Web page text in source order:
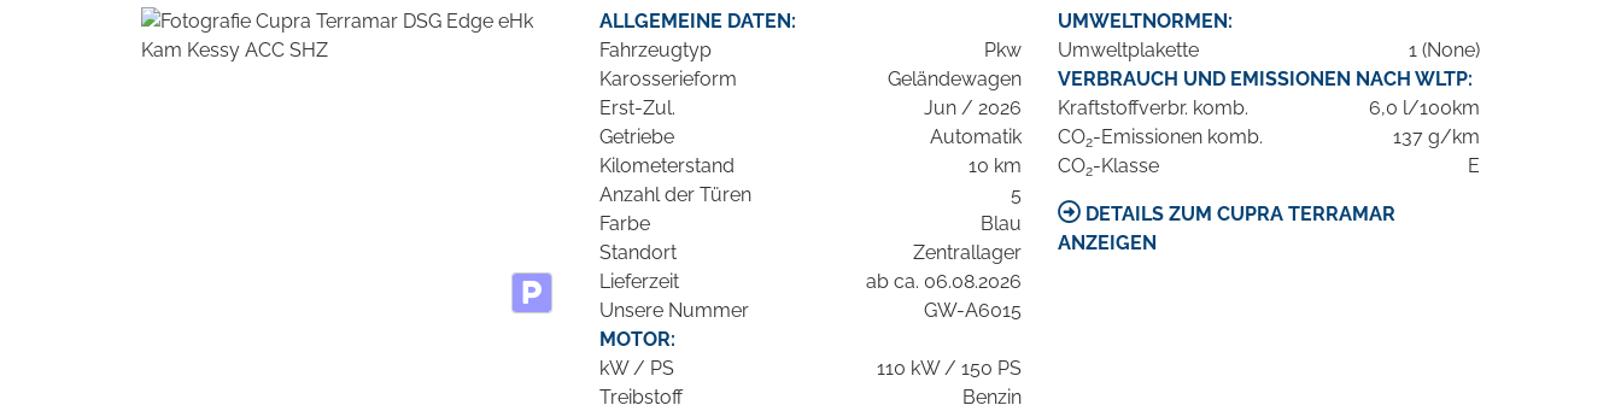
ALLGEMEINE DATEN:
Fahrzeugtyp
Pkw
Karosserieform
Geländewagen
Erst-Zul.
Jun / 2026
Getriebe
Automatik
Kilometerstand
10 km
Anzahl der Türen
5
Farbe
Blau
Standort
Zentrallager
Lieferzeit
ab ca. 06.08.2026
Unsere Nummer
GW-A6015
MOTOR:
kW / PS
110 kW / 150 PS
Treibstoff
Benzin
UMWELTNORMEN:
Umweltplakette
1 (None)
VERBRAUCH UND EMISSIONEN NACH WLTP:
Kraftstoffverbr. komb.
6,0 l/100km
CO2-Emissionen komb.
137 g/km
CO2-Klasse E
DETAILS ZUM CUPRA TERRAMAR
ANZEIGEN